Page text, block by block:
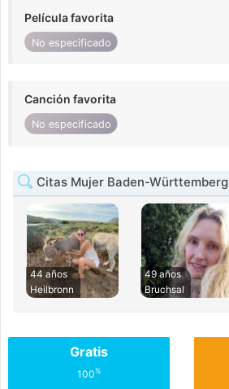
Película favorita
No especificado
Canción favorita
No especificado
Citas Mujer Baden-Württemberg
44 años
Heilbronn
49 años
Bruchsal
Gratis
100%